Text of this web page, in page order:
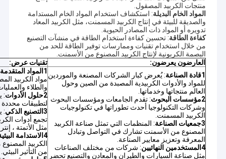
منتجات الكربيد المصقول.
المواد الخام البديلة: استكشاف استخدام المواد الخام المستدامة
والصديقة للبيئة في إنتاج الكربيد المسمنت، مثل الكربيد المعاد
تدويره أو المواد ذات المصادر الحيوية.
كفاءة الطاقة: تحسين كفاءة استخدام الطاقة في منشآت التصنيع
من خلال استخدام تقنيات وممارسات توفير الطاقة للحد من
البصمة الكربونية لإنتاج الكربيد المصنوع من الأسمنت.
العارضون يعرضون:
تقنيات عرض:
1قادة الصناعة
: يُعرض كبار الشركات المصنعة والموردين
للمواد والأدوات الكربيدية المصبدة من الصين وحول
العالم منتجاتها وخدماتها.
2مؤسسات البحوث
: تقدم الجامعات ومؤسسات البحوث
وشركات التكنولوجيا أحدث تطوراتها في تكنولوجيات
الكربيد المسمنت.
3جمعيات الصناعة
: المنظمات التي تمثل صناعة الكربيد
المصنوع من الأسمنت تشارك في التواصل وتبادل
المعرفة وتعزيز معايير الصناعة.
4المستخدمين النهائيين
: شركات من مختلف الصناعات
مثل صناعة السيارات والطيران والمعادن والتصنيع تحضر
1المواد المتقدمة
مواد الكربيد
والطلاء
2حلول الأدوات
:
لتطبيقات
3التصنيع الذكي
:
تجمع أدوات
مثل الأتمتة ،
4الاستدامة البيئية
الكربيد
من التأثير البيئي.